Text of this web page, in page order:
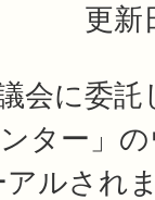
更新
会に委
ター」
ルされ